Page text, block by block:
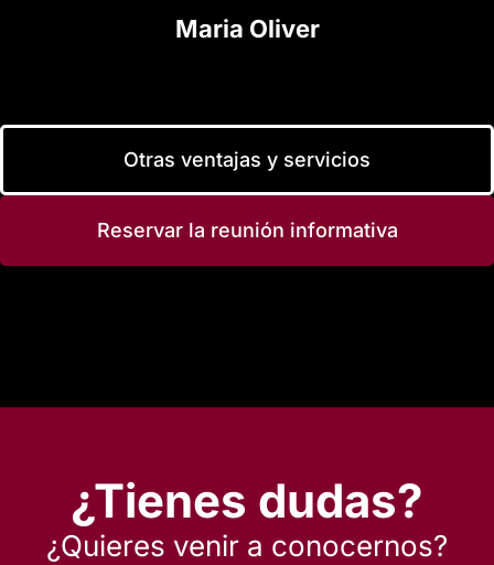
Maria Oliver
Otras ventajas y servicios
Reservar la reunión informativa
¿Tienes dudas?
¿Quieres venir a conocernos?